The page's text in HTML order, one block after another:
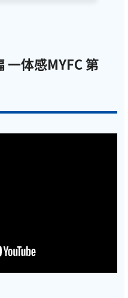
一体感MYFC 第